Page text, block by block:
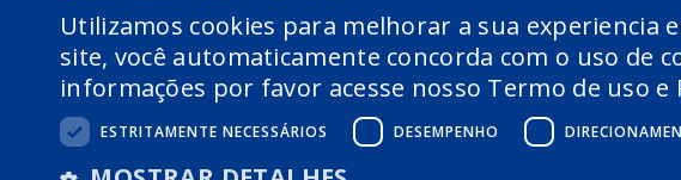
COPYRIGHT 2026 © AWARE GESTÃO DE RECURSOS LTDA -
Utilizamos cookies para melhorar a sua experiencia
site, você automaticamente concorda com o uso de
informações por favor acesse nosso Termo de uso e
ESTRITAMENTE NECESSÁRIOS
DESEMPENHO